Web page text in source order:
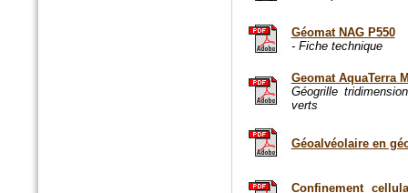
Géomat NAG P550
- Fiche technique
Geomat AquaTerra
Géogrille
verts
Géoalvéolaire en
Confinement